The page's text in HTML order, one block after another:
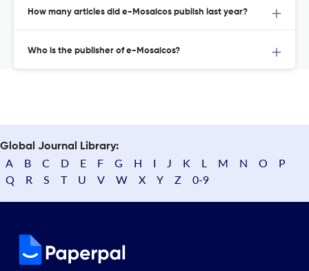
How many articles did e-Mosaicos publish last year?
Who is the publisher of e-Mosaicos?
Global Journal Library:
A B C D E F G H I J K L M N O
P
Q
R S T U V W X Y Z 0-9